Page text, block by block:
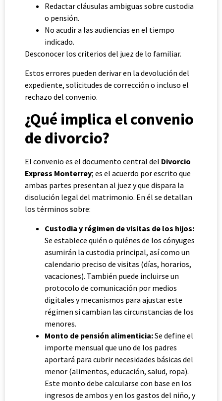
Redactar cláusulas ambiguas sobre custodia
o pensión.
No acudir a las audiencias en el tiempo
indicado.
Desconocer los criterios del juez de lo familiar.
Estos errores pueden derivar en la devolución del
expediente, solicitudes de corrección o incluso el
rechazo del convenio.
¿Qué implica el convenio
de divorcio?
El convenio es el documento central del Divorcio
Express Monterrey; es el acuerdo por escrito que
ambas partes presentan al juez y que dispara la
disolución legal del matrimonio. En él se detallan
los términos sobre:
Custodia y régimen de visitas de los hijos:
Se establece quién o quiénes de los cónyuges
asumirán la custodia principal, así como un
calendario preciso de visitas (días, horarios,
vacaciones). También puede incluirse un
protocolo de comunicación por medios
digitales y mecanismos para ajustar este
régimen si cambian las circunstancias de los
menores.
Monto de pensión alimenticia:Se define el
importe mensual que uno de los padres
aportará para cubrir necesidades básicas del
menor (alimentos, educación, salud, ropa).
Este monto debe calcularse con base en los
ingresos de ambos y en los gastos del niño, y